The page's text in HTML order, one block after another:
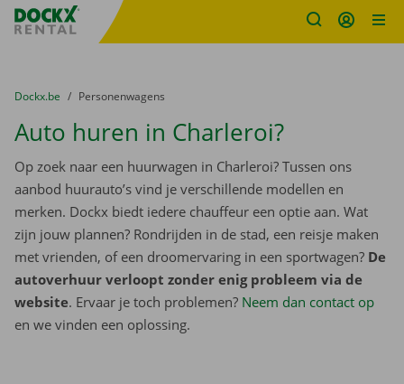
Fratello DEMO
U bevindt zich hier:
van
Dockx.be naar
Personenwagens
Auto huren in Charleroi?
Op zoek naar een huurwagen in Charleroi? Tussen ons
aanbod huurauto’s vind je verschillende modellen en
merken. Dockx biedt iedere chauffeur een optie aan. Wat
zijn jouw plannen? Rondrijden in de stad, een reisje maken
met vrienden, of een droomervaring in een sportwagen? De
autoverhuur verloopt zonder enig probleem via de
website. Ervaar je toch problemen? Neem dan contact op
en we vinden een oplossing.